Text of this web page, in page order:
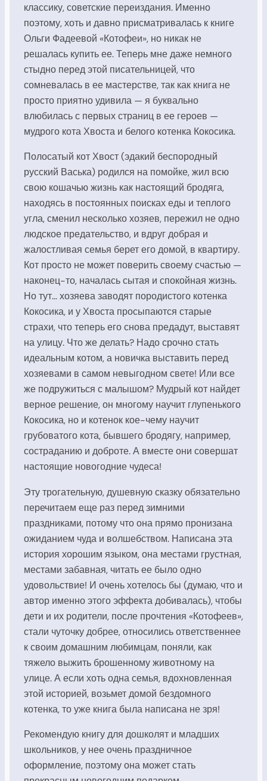
классику, советские переиздания. Именно
поэтому, хоть и давно присматривалась к книге
Ольги Фадеевой «Котофеи», но никак не
решалась купить ее. Теперь мне даже немного
стыдно перед этой писательницей, что
сомневалась в ее мастерстве, так как книга не
просто приятно удивила — я буквально
влюбилась с первых страниц в ее героев —
мудрого кота Хвоста и белого котенка Кокосика.
Полосатый кот Хвост (эдакий беспородный
русский Васька) родился на помойке, жил всю
свою кошачью жизнь как настоящий бродяга,
находясь в постоянных поисках еды и теплого
угла, сменил несколько хозяев, пережил не одно
людское предательство, и вдруг добрая и
жалостливая семья берет его домой, в квартиру.
Кот просто не может поверить своему счастью —
наконец-то, началась сытая и спокойная жизнь.
Но тут… хозяева заводят породистого котенка
Кокосика, и у Хвоста просыпаются старые
страхи, что теперь его снова предадут, выставят
на улицу. Что же делать? Надо срочно стать
идеальным котом, а новичка выставить перед
хозяевами в самом невыгодном свете! Или все
же подружиться с малышом? Мудрый кот найдет
верное решение, он многому научит глупенького
Кокосика, но и котенок кое-чему научит
грубоватого кота, бывшего бродягу, например,
состраданию и доброте. А вместе они совершат
настоящие новогодние чудеса!
Эту трогательную, душевную сказку обязательно
перечитаем еще раз перед зимними
праздниками, потому что она прямо пронизана
ожиданием чуда и волшебством. Написана эта
история хорошим языком, она местами грустная,
местами забавная, читать ее было одно
удовольствие! И очень хотелось бы (думаю, что и
автор именно этого эффекта добивалась), чтобы
дети и их родители, после прочтения «Котофеев»,
стали чуточку добрее, относились ответственнее
к своим домашним любимцам, поняли, как
тяжело выжить брошенному животному на
улице. А если хоть одна семья, вдохновленная
этой историей, возьмет домой бездомного
котенка, то уже книга была написана не зря!
Рекомендую книгу для дошколят и младших
школьников, у нее очень праздничное
оформление, поэтому она может стать